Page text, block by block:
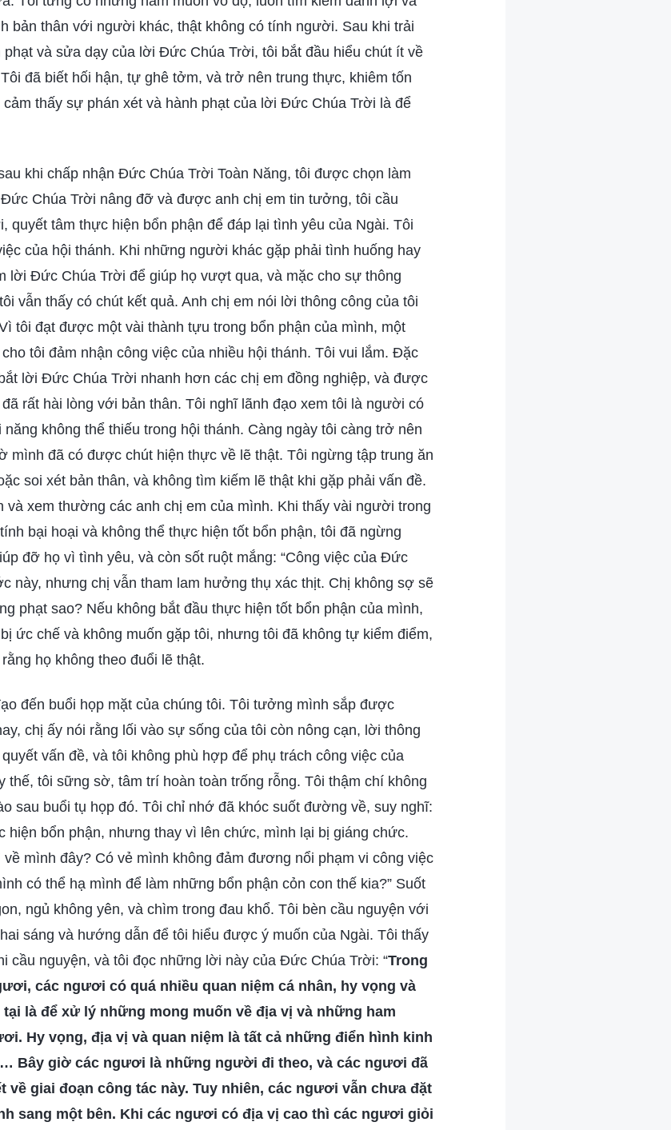
bản thân với người khác, thật không có tính người. Sau khi trải
phạt và sửa dạy của lời Đức Chúa Trời, tôi bắt đầu hiểu chút ít về
đã biết hối hận, tự ghê tởm, và trở nên trung thực, khiêm tốn
thấy sự phán xét và hành phạt của lời Đức Chúa Trời là để
khi chấp nhận Đức Chúa Trời Toàn Năng, tôi được chọn làm
Chúa Trời nâng đỡ và được anh chị em tin tưởng, tôi cầu
quyết tâm thực hiện bổn phận để đáp lại tình yêu của Ngài. Tôi
của hội thánh. Khi những người khác gặp phải tình huống hay
lời Đức Chúa Trời để giúp họ vượt qua, và mặc cho sự thông
vẫn thấy có chút kết quả. Anh chị em nói lời thông công của tôi
tôi đạt được một vài thành tựu trong bổn phận của mình, một
tôi đảm nhận công việc của nhiều hội thánh. Tôi vui lắm. Đặc
lời Đức Chúa Trời nhanh hơn các chị em đồng nghiệp, và được
rất hài lòng với bản thân. Tôi nghĩ lãnh đạo xem tôi là người có
không thể thiếu trong hội thánh. Càng ngày tôi càng trở nên
mình đã có được chút hiện thực về lẽ thật. Tôi ngừng tập trung ăn
soi xét bản thân, và không tìm kiếm lẽ thật khi gặp phải vấn đề.
và xem thường các anh chị em của mình. Khi thấy vài người trong
bại hoại và không thể thực hiện tốt bổn phận, tôi đã ngừng
đỡ họ vì tình yêu, và còn sốt ruột mắng: “Công việc của Đức
này, nhưng chị vẫn tham lam hưởng thụ xác thịt. Chị không sợ sẽ
phạt sao? Nếu không bắt đầu thực hiện tốt bổn phận của mình,
ức chế và không muốn gặp tôi, nhưng tôi đã không tự kiểm điểm,
họ không theo đuổi lẽ thật.
đến buổi họp mặt của chúng tôi. Tôi tưởng mình sắp được
chị ấy nói rằng lối vào sự sống của tôi còn nông cạn, lời thông
vấn đề, và tôi không phù hợp để phụ trách công việc của
thế, tôi sững sờ, tâm trí hoàn toàn trống rỗng. Tôi thậm chí không
sau buổi tụ họp đó. Tôi chỉ nhớ đã khóc suốt đường về, suy nghĩ:
hiện bổn phận, nhưng thay vì lên chức, mình lại bị giáng chức.
mình đây? Có vẻ mình không đảm đương nổi phạm vi công việc
có thể hạ mình để làm những bổn phận cỏn con thế kia?” Suốt
ngủ không yên, và chìm trong đau khổ. Tôi bèn cầu nguyện với
sáng và hướng dẫn để tôi hiểu được ý muốn của Ngài. Tôi thấy
cầu nguyện, và tôi đọc những lời này của Đức Chúa Trời: “Trong
các ngươi có quá nhiều quan niệm cá nhân, hy vọng và
là để xử lý những mong muốn về địa vị và những ham
Hy vọng, địa vị và quan niệm là tất cả những điển hình kinh
Bây giờ các ngươi là những người đi theo, và các ngươi đã
về giai đoạn công tác này. Tuy nhiên, các ngươi vẫn chưa đặt
sang một bên. Khi các ngươi có địa vị cao thì các ngươi giỏi